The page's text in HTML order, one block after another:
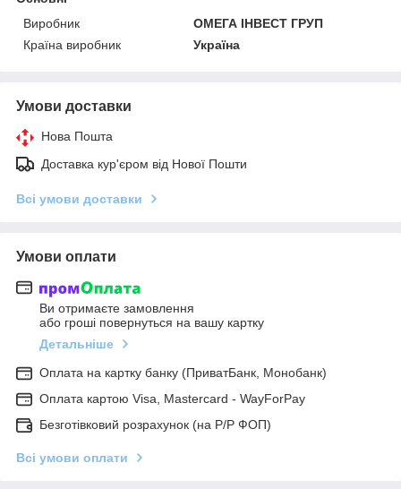
Виробник
ОМЕГА ІНВЕСТ ГРУП
Країна виробник
Україна
Умови доставки
Нова Пошта
Доставка кур'єром від Нової Пошти
Всі умови доставки
Умови оплати
Ви отримаєте замовлення
або гроші повернуться на вашу картку
Детальніше
Оплата на картку банку (ПриватБанк, Монобанк)
Оплата картою Visa, Mastercard - WayForPay
Безготівковий розрахунок (на Р/Р ФОП)
Всі умови оплати